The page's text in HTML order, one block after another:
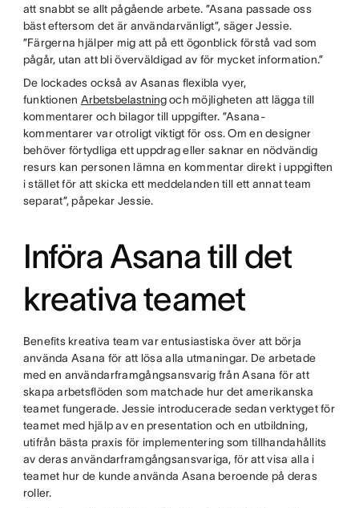
att snabbt se allt pågående arbete. ”Asana passade oss
bäst eftersom det är användarvänligt”, säger Jessie.
”Färgerna hjälper mig att på ett ögonblick förstå vad som
pågår, utan att bli överväldigad av för mycket information.”
De lockades också av Asanas flexibla vyer,
funktionen Arbetsbelastningoch möjligheten att lägga till
kommentarer och bilagor till uppgifter. ”Asana-
kommentarer var otroligt viktigt för oss. Om en designer
behöver förtydliga ett uppdrag eller saknar en nödvändig
resurs kan personen lämna en kommentar direkt i uppgiften
i stället för att skicka ett meddelanden till ett annat team
separat”, påpekar Jessie.
Införa Asana till det
kreativa teamet
Benefits kreativa team var entusiastiska över att börja
använda Asana för att lösa alla utmaningar. De arbetade
med en användarframgångsansvarig från Asana för att
skapa arbetsflöden som matchade hur det amerikanska
teamet fungerade. Jessie introducerade sedan verktyget för
teamet med hjälp av en presentation och en utbildning,
utifrån bästa praxis för implementering som tillhandahållits
av deras användarframgångsansvariga, för att visa alla i
teamet hur de kunde använda Asana beroende på deras
roller.